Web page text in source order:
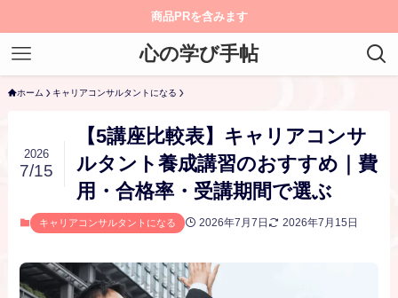
商品PRを含みます
心の学び手帖
ホーム キャリアコンサルタントになる
【5講座比較表】キャリアコンサ
ルタント養成講習のおすすめ｜費
用・合格率・受講期間で選ぶ
2026
7/15
キャリアコンサルタントになる 2026年7月7日 2026年7月15日